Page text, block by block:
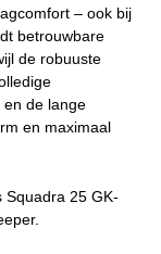
– ook bij
betrouwbare
de robuuste
en de lange
en maximaal
Squadra 25 GK-